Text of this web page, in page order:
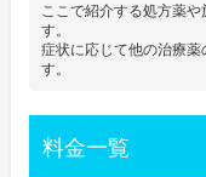
ここで紹介する処方薬
す。
症状に応じて他の治療薬
す。
料金一覧